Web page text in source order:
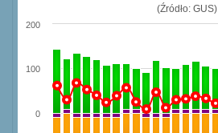
(Źródło: GUS)
0
100
200